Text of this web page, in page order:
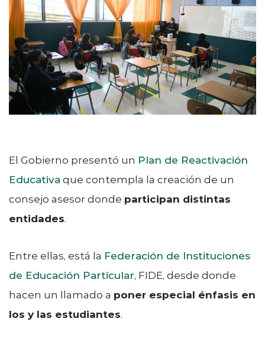
El Gobierno presentó un Plan de Reactivación
Educativa que contempla la creación de un
consejo asesor donde participan distintas
entidades.
Entre ellas, está la Federación de Instituciones
de Educación Particular, FIDE, desde donde
hacen un llamado a poner especial énfasis en
los y las estudiantes.